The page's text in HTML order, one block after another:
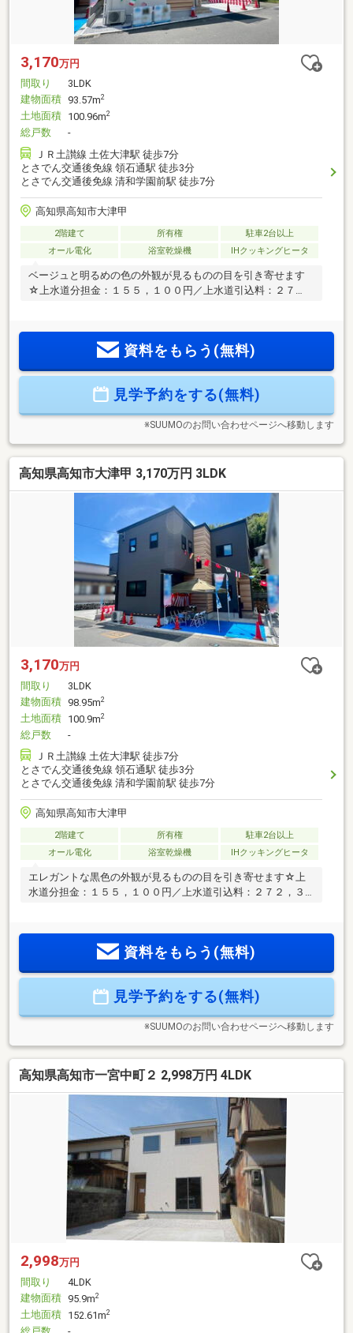
3,170万円
間取り
3LDK
建物面積 93.57m2
土地面積 100.96m2
総戸数
-
ＪＲ土讃線 土佐大津駅 徒歩7分
とさでん交通後免線 領石通駅 徒歩3分
とさでん交通後免線 清和学園前駅 徒歩7分
高知県高知市大津甲
2階建て 所有権
駐車2台以上
オール電化
浴室乾燥機 IHクッキングヒータ
ベージュと明るめの色の外観が見るものの目を引き寄せます
☆上水道分担金：１５５，１００円／上水道引込料：２７
資料をもらう(無料)
見学予約をする(無料)
※SUUMOのお問い合わせページへ移動します
高知県高知市大津甲 3,170万円 3LDK
3,170万円
間取り
3LDK
建物面積 98.95m2
土地面積 100.9m2
総戸数
-
ＪＲ土讃線 土佐大津駅 徒歩7分
とさでん交通後免線 領石通駅 徒歩3分
とさでん交通後免線 清和学園前駅 徒歩7分
高知県高知市大津甲
2階建て 所有権
駐車2台以上
オール電化
浴室乾燥機 IHクッキングヒータ
エレガントな黒色の外観が見るものの目を引き寄せます☆上
水道分担金：１５５，１００円／上水道引込料：２７２，３
資料をもらう(無料)
見学予約をする(無料)
※SUUMOのお問い合わせページへ移動します
高知県高知市一宮中町２ 2,998万円 4LDK
2,998万円
間取り
4LDK
建物面積 95.9m2
土地面積 152.61m2